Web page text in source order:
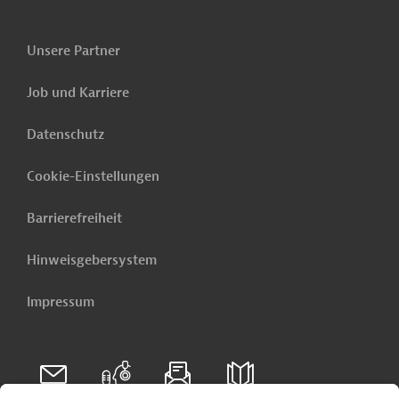
Unsere Partner
Job und Karriere
Datenschutz
Cookie-Einstellungen
Barrierefreiheit
Hinweisgebersystem
Impressum